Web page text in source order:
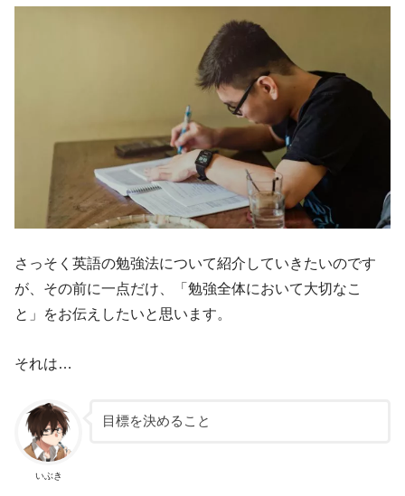
さっそく英語の勉強法について紹介していきたいのです
が、その前に一点だけ、「勉強全体において大切なこ
と」をお伝えしたいと思います。
それは…
いぶき
目標を決めること